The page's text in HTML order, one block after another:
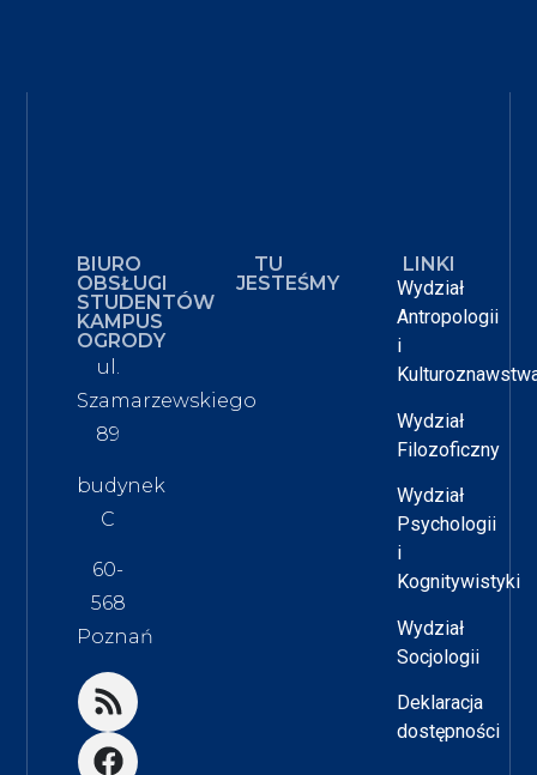
BIURO
OBSŁUGI
STUDENTÓW
KAMPUS
OGRODY
ul.
Szamarzewskiego
89
budynek
C
60-
568
Poznań
TU
JESTEŚMY
LINKI
Wydział
Antropologii
i
Wydział
Filozoficzny
Wydział
Psychologii
i
Kognitywistyki
Wydział
Socjologii
Deklaracja
dostępności